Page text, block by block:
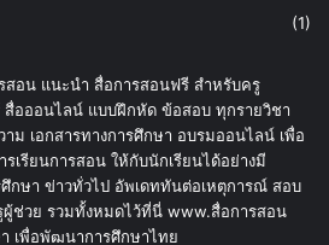
(1)
สอน แนะนำ สื่อการสอนฟรี สำหรับครู
สื่อออนไลน์ แบบฝึกหัด ข้อสอบ ทุกรายวิชา
ม เอกสารทางการศึกษา อบรมออนไลน์ เพื่อ
เรียนการสอน ให้กับนักเรียนได้อย่างมี
กษา ข่าวทั่วไป อัพเดททันต่อเหตุการณ์ สอบ
ช่วย รวมทั้งหมดไว้ที่นี่ www.สื่อการสอน
เพื่อพัฒนาการศึกษาไทย